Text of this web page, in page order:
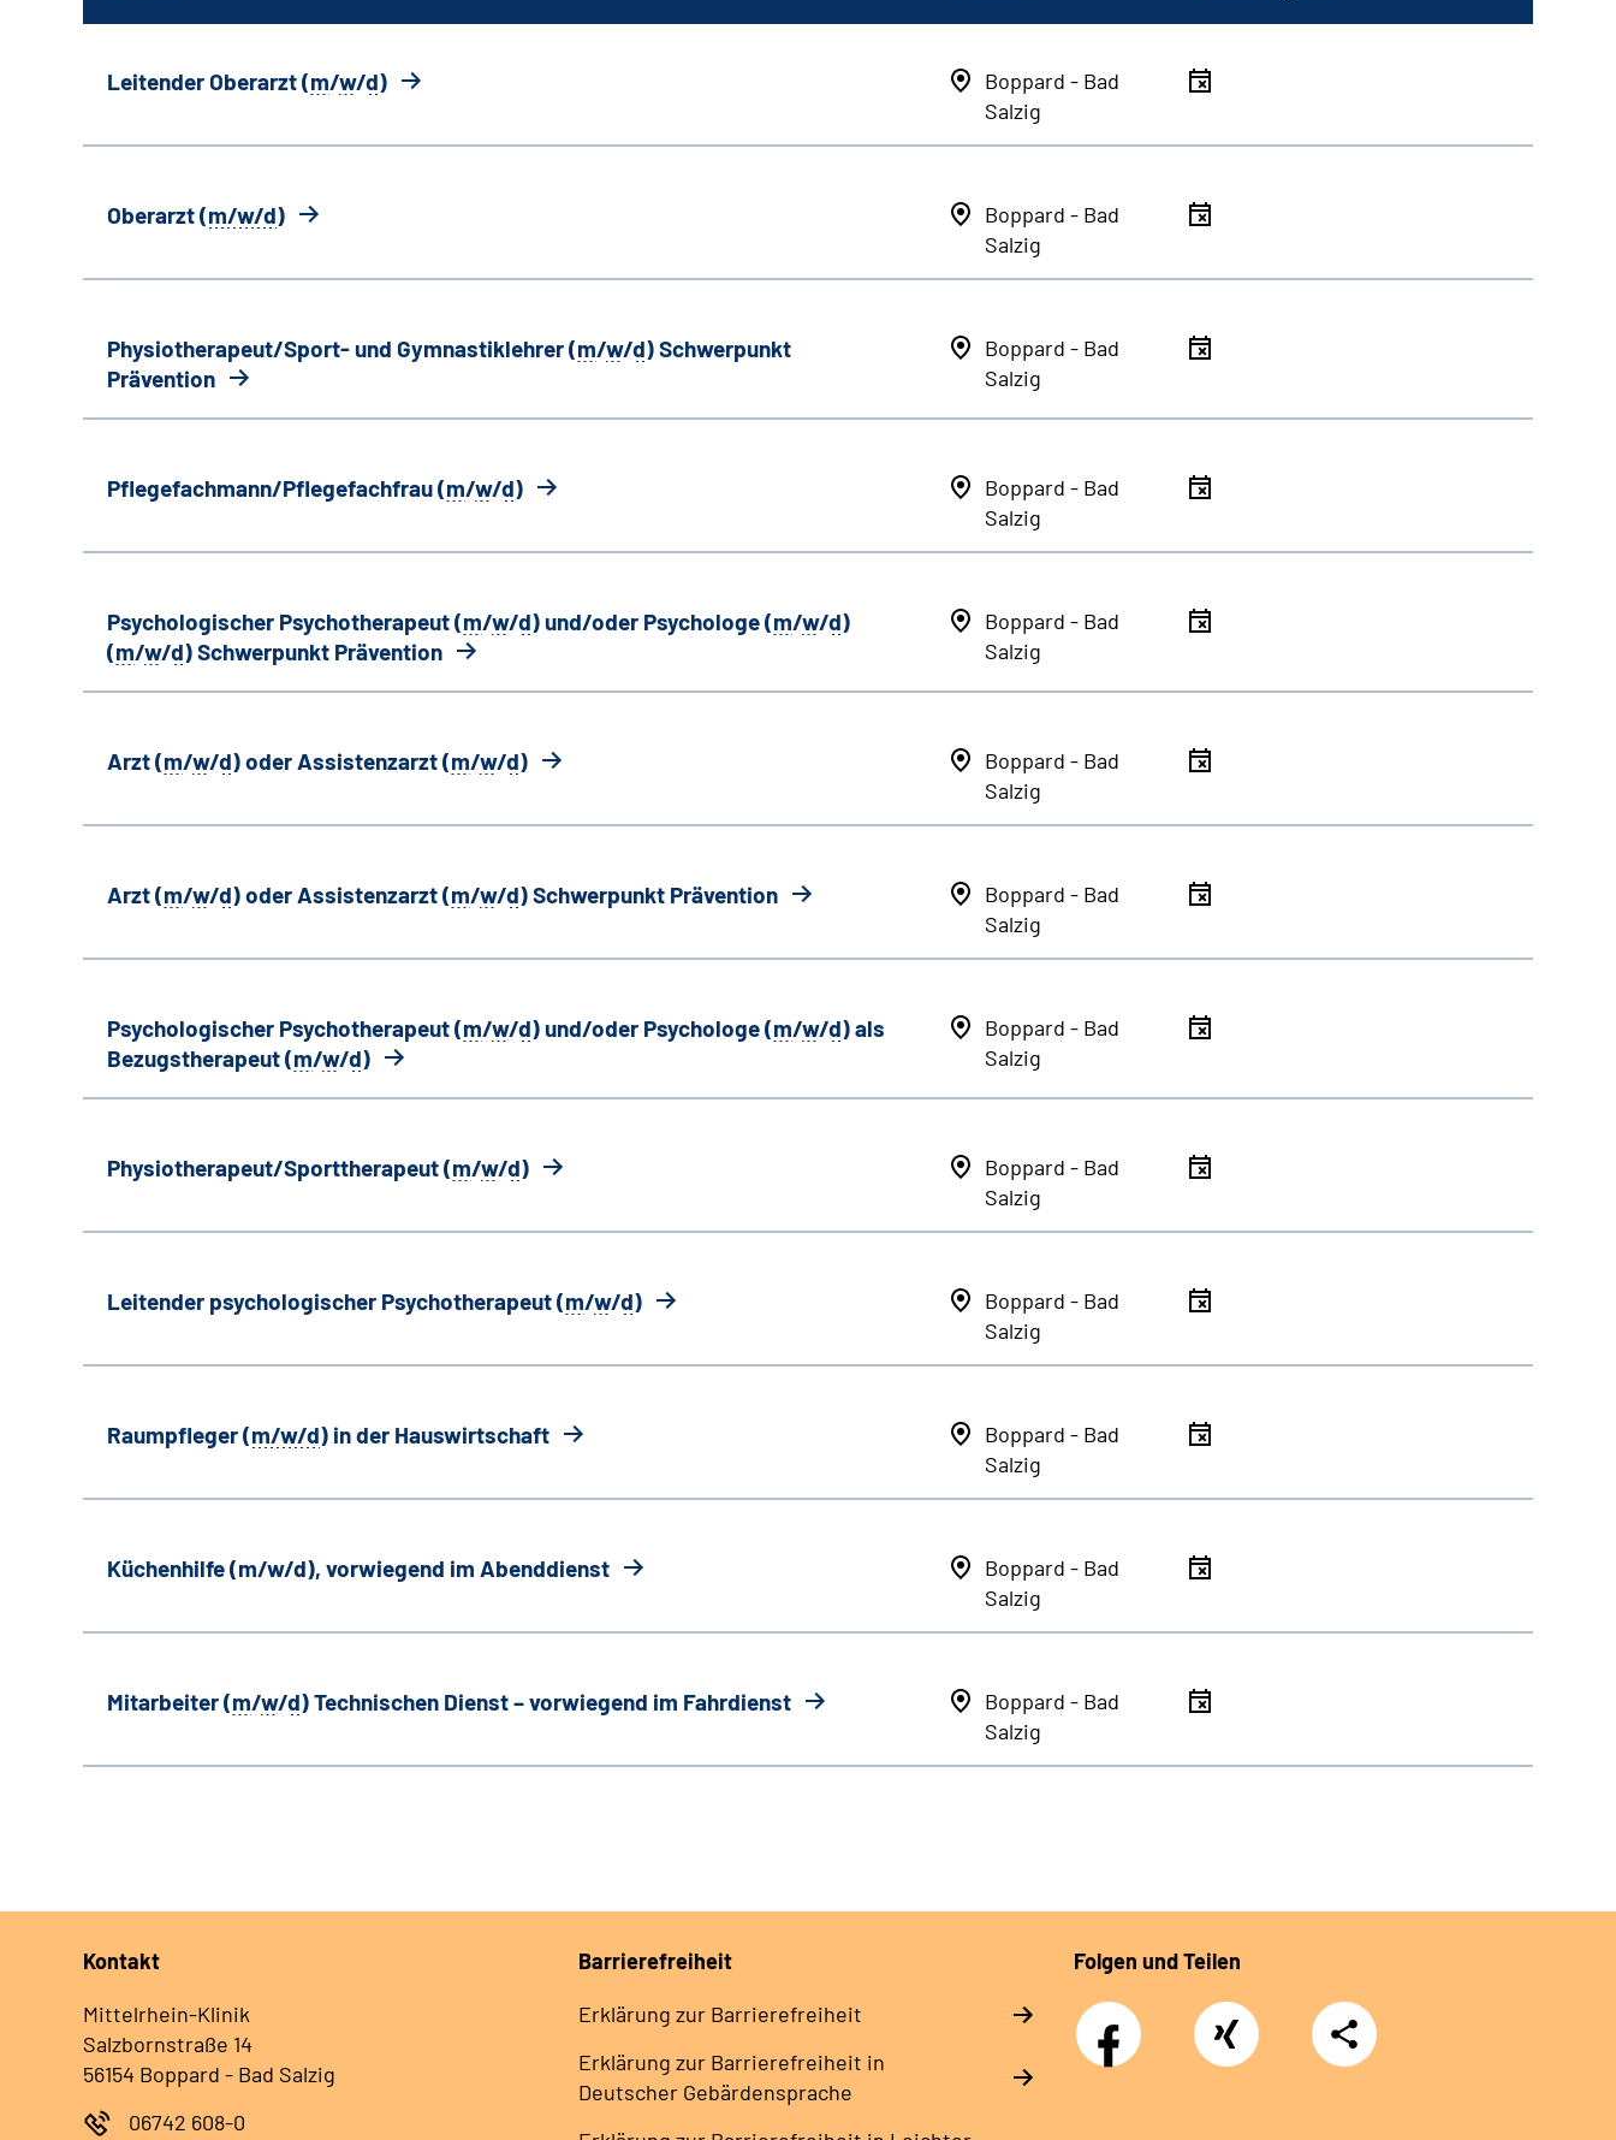
Leitender Oberarzt (m/w/d)
Boppard - Bad
Salzig
Oberarzt (m/w/d)
Boppard - Bad
Salzig
Physiotherapeut/Sport- und Gymnastiklehrer (m/w/d) Schwerpunkt
Prävention
Boppard - Bad
Salzig
Pflegefachmann/Pflegefachfrau (m/w/d)
Boppard - Bad
Salzig
Psychologischer Psychotherapeut (m/w/d) und/oder Psychologe (m/w/d)
(m/w/d) Schwerpunkt Prävention
Boppard - Bad
Salzig
Arzt (m/w/d) oder Assistenzarzt (m/w/d)
Boppard - Bad
Salzig
Arzt (m/w/d) oder Assistenzarzt (m/w/d) Schwerpunkt Prävention
Boppard - Bad
Salzig
Psychologischer Psychotherapeut (m/w/d) und/oder Psychologe (m/w/d) als
Bezugstherapeut (m/w/d)
Boppard - Bad
Salzig
Physiotherapeut/Sporttherapeut (m/w/d)
Boppard - Bad
Salzig
Leitender psychologischer Psychotherapeut (m/w/d)
Boppard - Bad
Salzig
Raumpfleger (m/w/d) in der Hauswirtschaft
Boppard - Bad
Salzig
Küchenhilfe (m/w/d), vorwiegend im Abenddienst
Boppard - Bad
Salzig
Mitarbeiter (m/w/d) Technischen Dienst – vorwiegend im Fahrdienst
Boppard - Bad
Salzig
Kontakt
Mittelrhein-Klinik
Salzbornstraße 14
56154 Boppard - Bad Salzig
06742 608-0
Barrierefreiheit
Erklärung zur Barrierefreiheit
Erklärung zur Barrierefreiheit in
Deutscher Gebärdensprache
Folgen und Teilen
Facebook Xing
Teilen